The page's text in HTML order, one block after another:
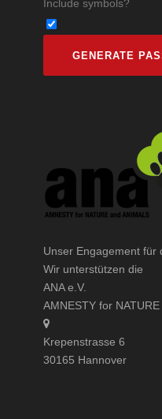
Include symbols?
Unser Engagement für
Wir unterstützen die
ANA e.V.
AMNESTY for
Krepenstrasse 6
30165 Hannover